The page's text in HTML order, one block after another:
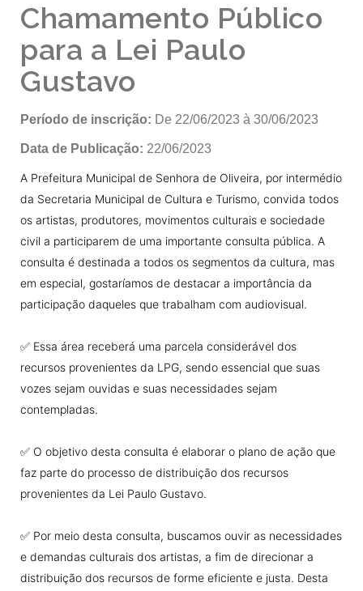
Chamamento Público
para a Lei Paulo
Gustavo
Período de inscrição: De 22/06/2023 à 30/06/2023
Data de Publicação: 22/06/2023
A Prefeitura Municipal de Senhora de Oliveira, por intermédio
da Secretaria Municipal de Cultura e Turismo, convida todos
os artistas, produtores, movimentos culturais e sociedade
civil a participarem de uma importante consulta pública. A
consulta é destinada a todos os segmentos da cultura, mas
em especial, gostaríamos de destacar a importância da
participação daqueles que trabalham com audiovisual.
✅ Essa área receberá uma parcela considerável dos
recursos provenientes da LPG, sendo essencial que suas
vozes sejam ouvidas e suas necessidades sejam
contempladas.
✅ O objetivo desta consulta é elaborar o plano de ação que
faz parte do processo de distribuição dos recursos
provenientes da Lei Paulo Gustavo.
✅ Por meio desta consulta, buscamos ouvir as necessidades
e demandas culturais dos artistas, a fim de direcionar a
distribuição dos recursos de forme eficiente e justa. Desta